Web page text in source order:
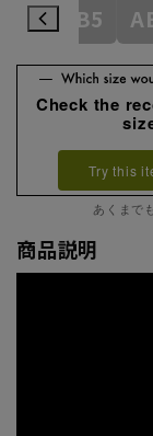
AB5
Check the
Try this
あくまで
商品説明